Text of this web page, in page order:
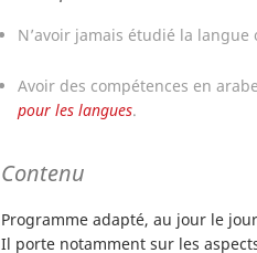
N’avoir jamais étudié la
Avoir des compétences en
pour les langues.
Contenu
Programme adapté, au jour le
Il porte notamment sur les